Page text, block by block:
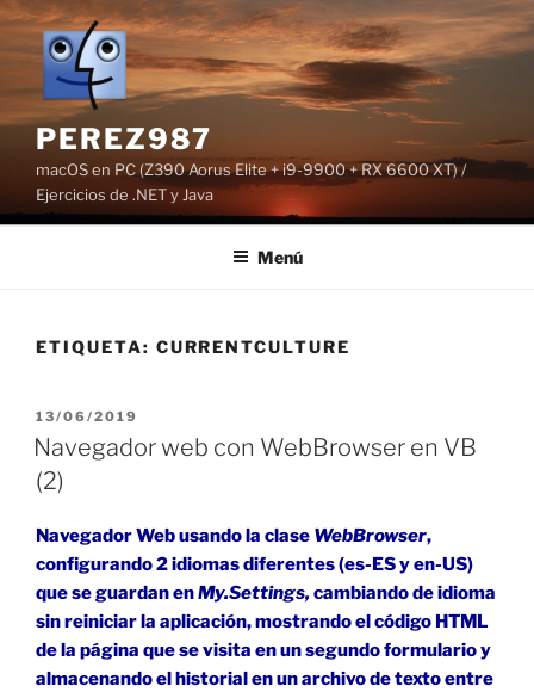
Saltar
contenido
PEREZ987
macOS en PC (Z390 Aorus Elite + i9-9900 + RX 6600 XT) /
Ejercicios de .NET y Java
Menú
ETIQUETA: CURRENTCULTURE
PUBLICADO
EL
13/06/2019
Navegador web con WebBrowser en VB
(2)
Navegador Web usando la clase WebBrowser,
configurando 2 idiomas diferentes (es-ES y en-US)
que se guardan enMy.Settings,cambiando de idioma
sin reiniciar la aplicación, mostrando el código HTML
de la página que se visita en un segundo formulario y
almacenando el historial en un archivo de texto entre